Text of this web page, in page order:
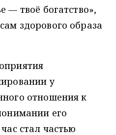
— твоё богатство»,
здорового образа
у
отношения к
его
стал частью